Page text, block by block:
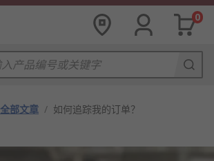
0
全部文章 / 如何追踪我的订单？